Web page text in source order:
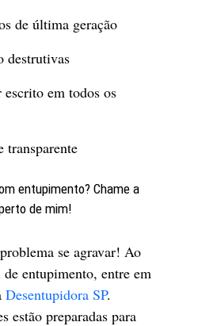
de última geração
destrutivas
em todos os
transparente
entupimento? Chame a
de mim!
se agravar! Ao
entupimento, entre em
Desentupidora SP.
estão preparadas para